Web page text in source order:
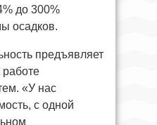
до 300%
осадков.
предъявляет
«У нас
с одной